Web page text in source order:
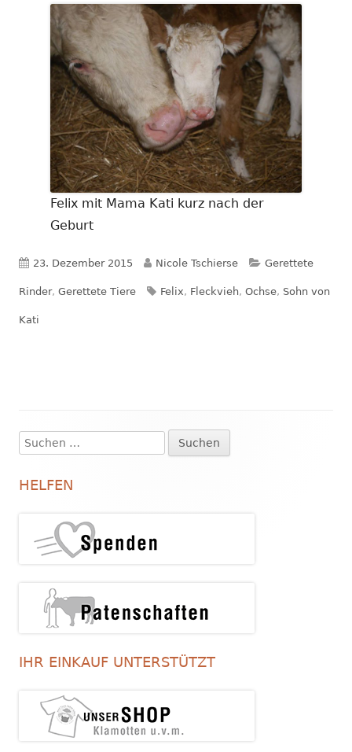
Felix mit Mama Kati kurz nach der
Geburt
Veröffentlicht
am
23. Dezember 2015 Autor
Nicole Tschierse Kategorien
Gerettete
Rinder, Gerettete Tiere Schlagwörter
Felix, Fleckvieh, Ochse, Sohn von
Kati
Haupt-
Seitenleiste
Suchen
nach:
HELFEN
IHR EINKAUF UNTERSTÜTZT